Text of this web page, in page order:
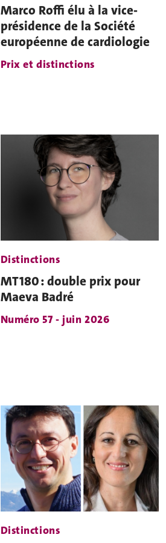
Marco Roffi élu à la vice-
présidence de la Société
européenne de cardiologie
Prix et distinctions
Distinctions
MT180 : double prix pour
Maeva Badré
Numéro 57 - juin 2026
Distinctions